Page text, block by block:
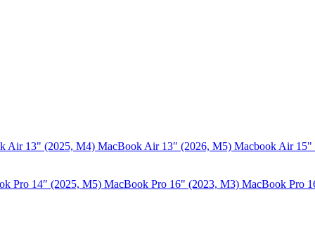
Air 13" (2025, M4) MacBook Air 13″ (2026, M5) Macbook Air 15"
Pro 14″ (2025, M5) MacBook Pro 16" (2023, M3) MacBook Pro